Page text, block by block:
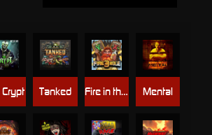
Fire in the Hole 3 Mental
Tanked